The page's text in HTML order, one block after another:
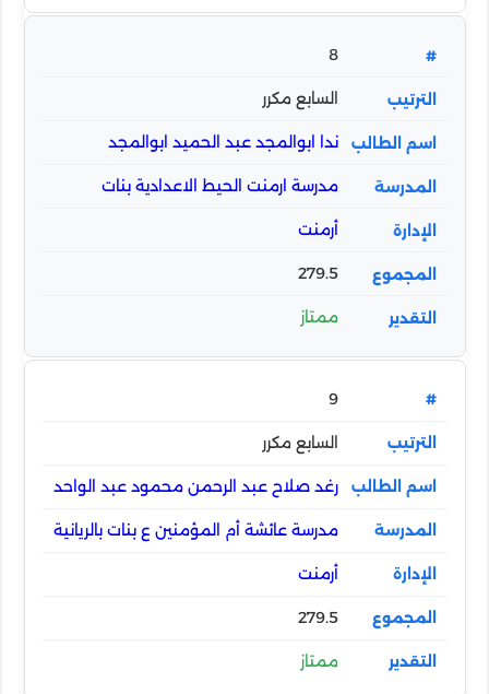
8
السابع مكرر
ندا ابوالمجد عبد الحميد ابوالمجد
مدرسة ارمنت الحيط الاعدادية بنات
أرمنت
279.5
ممتاز
9
السابع مكرر
رغد صلاح عبد الرحمن محمود عبد الواحد
مدرسة عائشة أم المؤمنين ع بنات بالريانية
أرمنت
279.5
ممتاز